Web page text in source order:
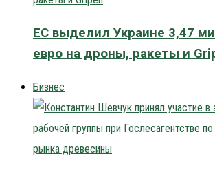
ЕС выделил Украине 3,47
евро на дроны, ракеты и
Бизнес